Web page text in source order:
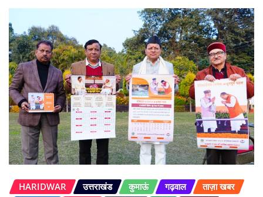
HARIDWAR उत्तराखंड कुमाऊं गढ़वाल
ताज़ा खबर